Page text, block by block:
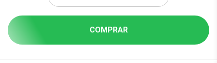
COMPRAR